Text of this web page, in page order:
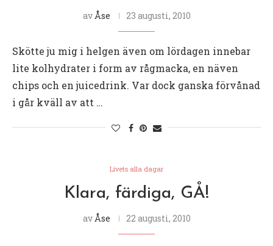
av Åse 23 augusti, 2010
Skötte ju mig i helgen även om lördagen innebar
lite kolhydrater i form av rågmacka, en näven
chips och en juicedrink. Var dock ganska förvånad
i går kväll av att …
Livets alla dagar
Klara, färdiga, GÅ!
av Åse 22 augusti, 2010